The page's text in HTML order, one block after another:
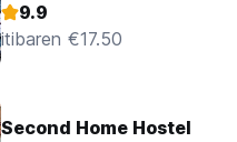
9.9
itibaren €17.50
Second Home Hostel